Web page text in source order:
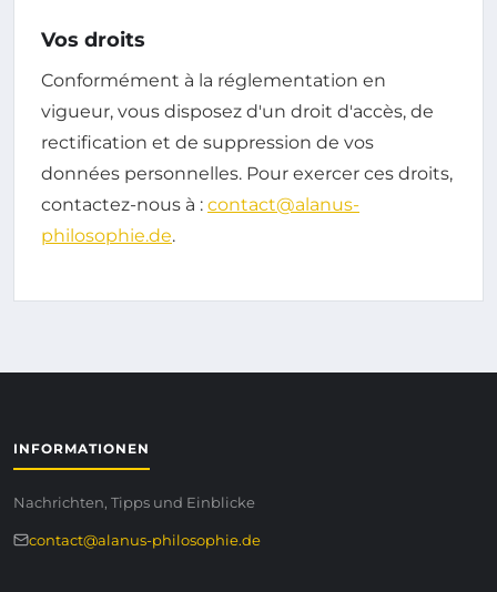
Vos droits
Conformément à la réglementation en
vigueur, vous disposez d'un droit d'accès, de
rectification et de suppression de vos
données personnelles. Pour exercer ces droits,
contactez-nous à : contact@alanus-
philosophie.de.
INFORMATIONEN
Nachrichten, Tipps und Einblicke
contact@alanus-philosophie.de